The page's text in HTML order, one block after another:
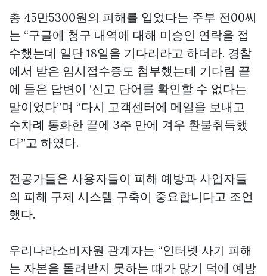
총 45만5300원의 피해를 입었다는 주부 전00씨
는 “구글에 청구 내역에 대해 미승인 연락을 접
수했는데 일단 18일을 기다리라고 하더라. 경찰
에서 받은 임시접수증도 첨부했는데 기다림 끝
에 들은 답변이 ‘신고 단어를 확인할 수 없다는
말이었다”며 “다시 고객센터에 메일을 보내고
수차례 통화한 끝에 3주 만에 겨우 환불취득했
다”고 하였다.
전공가들은 사용자들이 피해 예방과 사업자들
의 피해 구제 시스템 구축이 중요합니다고 조언
했다.
우리나라소비자원 관계자는 “인터넷 사기 피해
는 자본을 돌려받지 못하는 때가 많기 덕에 예방